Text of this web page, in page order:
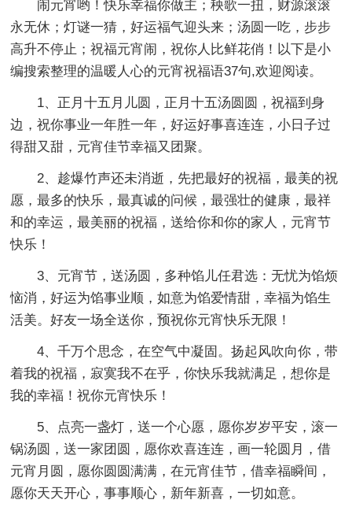
闹元宵哟！快乐幸福你做主；秧歌一扭，财源滚滚
永无休；灯谜一猜，好运福气迎头来；汤圆一吃，步步
高升不停止；祝福元宵闹，祝你人比鲜花俏！以下是小
编搜索整理的温暖人心的元宵祝福语37句,欢迎阅读。
1、正月十五月儿圆，正月十五汤圆圆，祝福到身
边，祝你事业一年胜一年，好运好事喜连连，小日子过
得甜又甜，元宵佳节幸福又团聚。
2、趁爆竹声还未消逝，先把最好的祝福，最美的祝
愿，最多的快乐，最真诚的问候，最强壮的健康，最祥
和的幸运，最美丽的祝福，送给你和你的家人，元宵节
快乐！
3、元宵节，送汤圆，多种馅儿任君选：无忧为馅烦
恼消，好运为馅事业顺，如意为馅爱情甜，幸福为馅生
活美。好友一场全送你，预祝你元宵快乐无限！
4、千万个思念，在空气中凝固。扬起风吹向你，带
着我的祝福，寂寞我不在乎，你快乐我就满足，想你是
我的幸福！祝你元宵快乐！
5、点亮一盏灯，送一个心愿，愿你岁岁平安，滚一
锅汤圆，送一家团圆，愿你欢喜连连，画一轮圆月，借
元宵月圆，愿你圆圆满满，在元宵佳节，借幸福瞬间，
愿你天天开心，事事顺心，新年新喜，一切如意。